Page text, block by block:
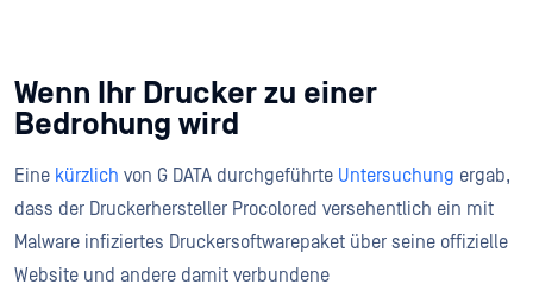
Wenn Ihr Drucker zu einer
Bedrohung wird
Eine kürzlich von G DATA durchgeführte Untersuchung ergab,
dass der Druckerhersteller Procolored versehentlich ein mit
Malware infiziertes Druckersoftwarepaket über seine offizielle
Website und andere damit verbundene